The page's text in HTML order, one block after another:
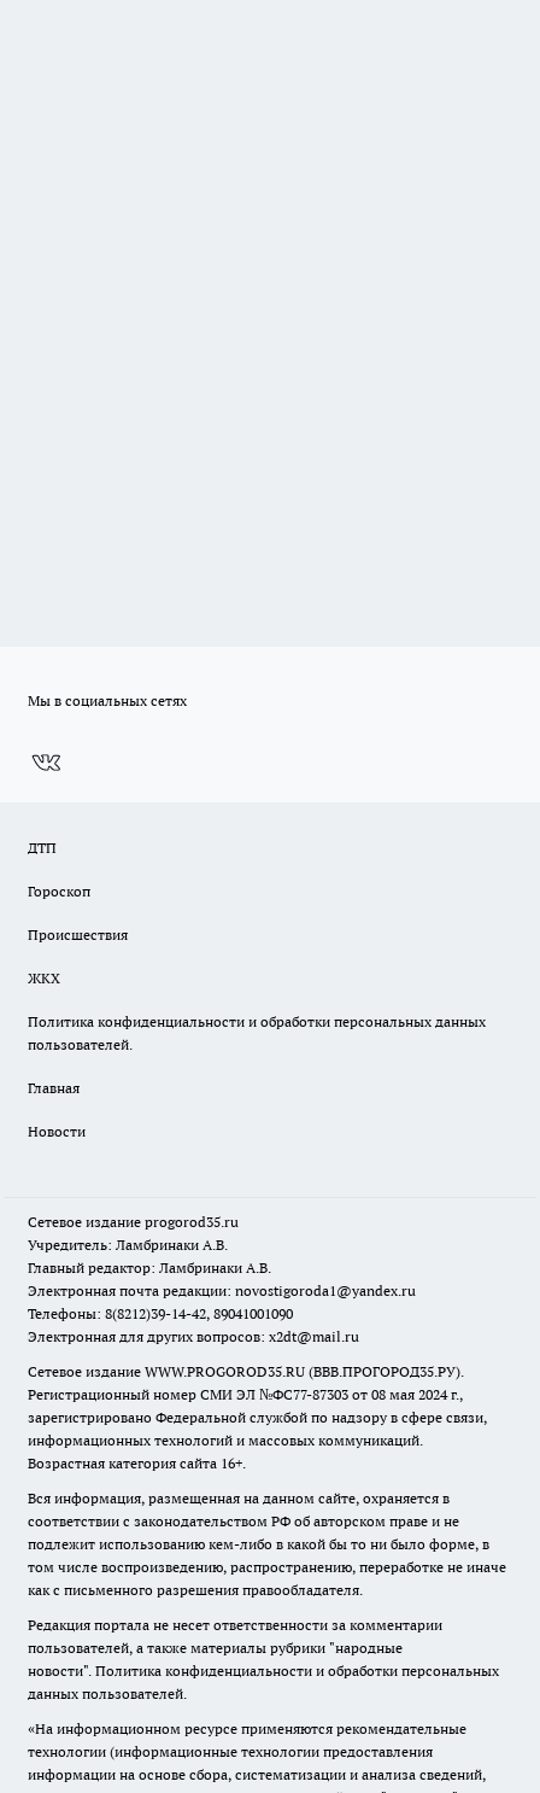
Мы в социальных сетях
ДТП
Гороскоп
Происшествия
ЖКХ
Политика конфиденциальности и обработки персональных данных
пользователей.
Главная
Новости
Сетевое издание progorod35.ru
Учредитель: Ламбринаки А.В.
Главный редактор: Ламбринаки А.В.
Электронная почта редакции: novostigoroda1@yandex.ru
Телефоны: 8(8212)39-14-42, 89041001090
Электронная для других вопросов: x2dt@mail.ru
Сетевое издание WWW.PROGOROD35.RU (ВВВ.ПРОГОРОД35.РУ).
Регистрационный номер СМИ ЭЛ №ФС77-87303 от 08 мая 2024 г.,
зарегистрировано Федеральной службой по надзору в сфере связи,
информационных технологий и массовых коммуникаций.
Возрастная категория сайта 16+.
Вся информация, размещенная на данном сайте, охраняется в
соответствии с законодательством РФ об авторском праве и не
подлежит использованию кем-либо в какой бы то ни было форме, в
том числе воспроизведению, распространению, переработке не иначе
как с письменного разрешения правообладателя.
Редакция портала не несет ответственности за комментарии
пользователей, а также материалы рубрики "народные
новости". Политика конфиденциальности и обработки персональных
данных пользователей.
«На информационном ресурсе применяются рекомендательные
технологии (информационные технологии предоставления
информации на основе сбора, систематизации и анализа сведений,